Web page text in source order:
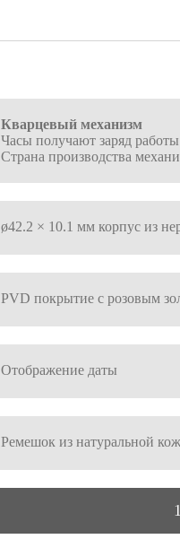
Кварцевый механизм
Часы получают заряд
Страна производства
ø42.2 × 10.1 мм корпус из
PVD покрытие с розовым
Отображение даты
Ремешок из натуральной